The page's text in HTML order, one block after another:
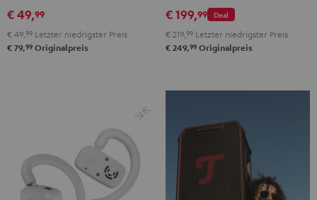
€ 49,99
€ 49, 99 Letzter niedrigster Preis
€ 79,99 Originalpreis
Deal
€ 199,99
€ 219, 99 Letzter niedrigster Preis
€ 249,99 Originalpreis